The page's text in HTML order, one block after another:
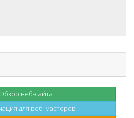
веб-сайта
для веб-мастеров